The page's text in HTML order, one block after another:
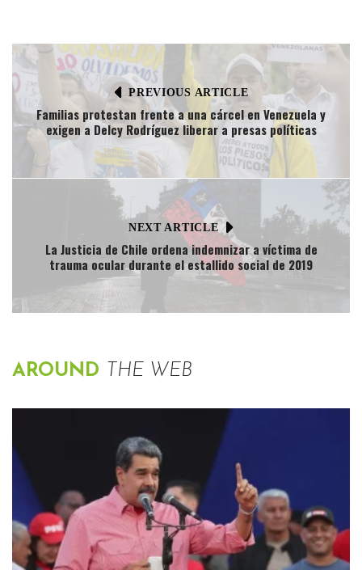
PREVIOUS ARTICLE
Familias protestan frente a una cárcel en Venezuela y
exigen a Delcy Rodríguez liberar a presas políticas
NEXT ARTICLE
La Justicia de Chile ordena indemnizar a víctima de
trauma ocular durante el estallido social de 2019
AROUND THE WEB